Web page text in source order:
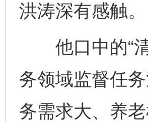
洪涛深有感触。
他口中的“清
务领域监督任
务需求大、养